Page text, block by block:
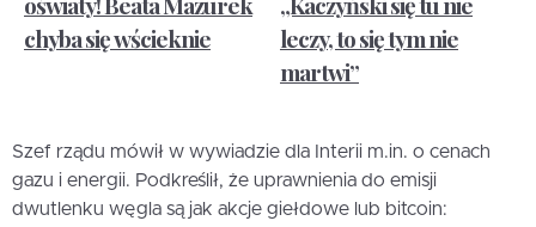
chyba się wścieknie
leczy, to się tym nie
martwi”
Szef rządu mówił w wywiadzie dla Interii m.in. o cenach
gazu i energii. Podkreślił, że uprawnienia do emisji
dwutlenku węgla są jak akcje giełdowe lub bitcoin: